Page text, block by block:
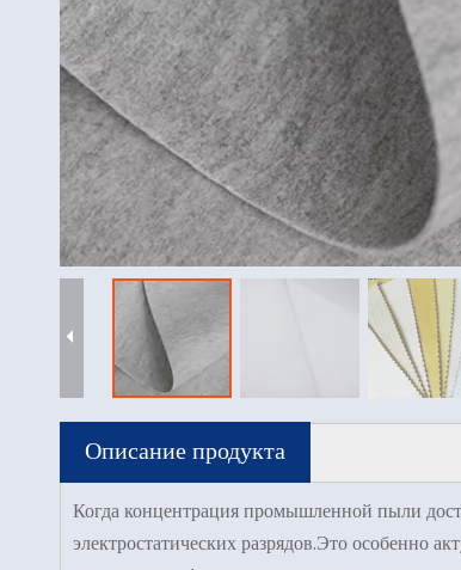
Описание продукта
Когда концентрация промышленной пыли
электростатических разрядов.Это особенно